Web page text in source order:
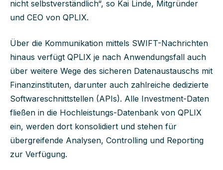
nicht selbstverständlich“, so Kai Linde, Mitgründer
und CEO von QPLIX.
Über die Kommunikation mittels SWIFT-Nachrichten
hinaus verfügt QPLIX je nach Anwendungsfall auch
über weitere Wege des sicheren Datenaustauschs mit
Finanzinstituten, darunter auch zahlreiche dedizierte
Softwareschnittstellen (APIs). Alle Investment-Daten
fließen in die Hochleistungs-Datenbank von QPLIX
ein, werden dort konsolidiert und stehen für
übergreifende Analysen, Controlling und Reporting
zur Verfügung.